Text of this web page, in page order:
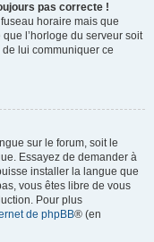
pas correcte !
horaire mais que
que l’horloge du serveur soit
lui communiquer ce
sur le forum, soit le
Essayez de demander à
installer la langue que
vous êtes libre de vous
Pour plus
de phpBB® (en